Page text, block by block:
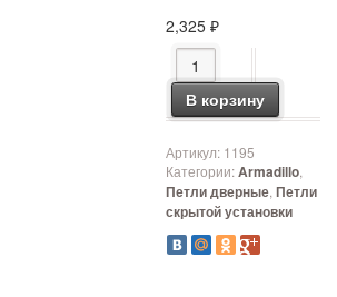
2,325₽
Количество товара
В корзину
Артикул: 1195
Категории:Armadillo,
Петли дверные,Петли
скрытой установки